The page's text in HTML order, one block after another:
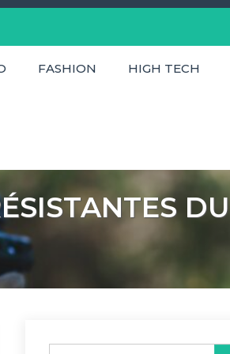
FASHION HIGH TECH
DU